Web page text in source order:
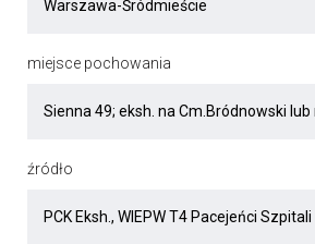
miejsce pochowania
źródło